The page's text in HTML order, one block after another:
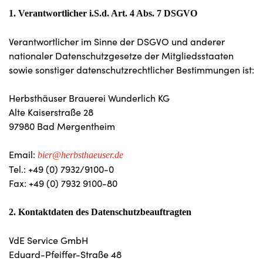
1. Verantwortlicher i.S.d. Art. 4 Abs. 7 DSGVO
Verantwortlicher im Sinne der DSGVO und anderer
nationaler Datenschutzgesetze der Mitgliedsstaaten
sowie sonstiger datenschutzrechtlicher Bestimmungen ist:
Herbsthäuser Brauerei Wunderlich KG
Alte Kaiserstraße 28
97980 Bad Mergentheim
Email: bier@herbsthaeuser.de
Tel.: +49 (0) 7932/9100-0
Fax: +49 (0) 7932 9100-80
2. Kontaktdaten des Datenschutzbeauftragten
VdE Service GmbH
Eduard-Pfeiffer-Straße 48